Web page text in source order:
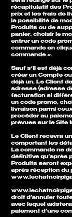
récapitulatif des
prix et les frais de
la possibilité de
Produits ou de
panier, choisir le
entrer un code
commande en
commande ».
Sauf s’il est déjà
créer un Compte
déjà un. Le Client
adresse (adresse
facturation si
un code promo,
livraison parmi
procéder au
prévues sur le Site
Le Client recevra
comportant les
La commande ne
définitive qu’après
Produits seront
après réception du
droit d’annuler
avec lequel
paiement d’une